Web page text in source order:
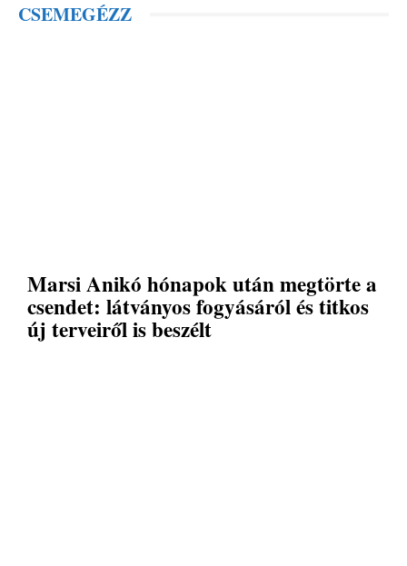
CSEMEGÉZZ
Marsi Anikó hónapok után megtörte a
csendet: látványos fogyásáról és titkos
új terveiről is beszélt